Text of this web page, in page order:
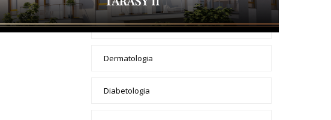
Chirurgia dentystyczna
Dermatologia
Diabetologia